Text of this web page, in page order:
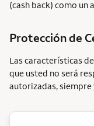
(cash back) como un
Protección de
Las características
que usted no será
autorizadas,